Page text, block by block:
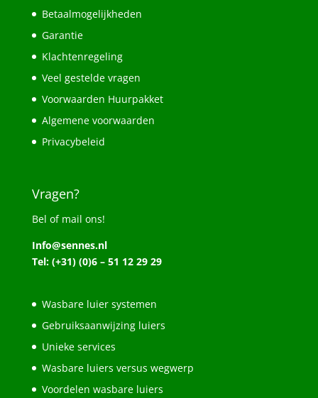
Betaalmogelijkheden
Garantie
Klachtenregeling
Veel gestelde vragen
Voorwaarden Huurpakket
Algemene voorwaarden
Privacybeleid
Vragen?
Bel of mail ons!
Info@sennes.nl
Tel: (+31) (0)6 – 51 12 29 29
Wasbare luier systemen
Gebruiksaanwijzing luiers
Unieke services
Wasbare luiers versus wegwerp
Voordelen wasbare luiers